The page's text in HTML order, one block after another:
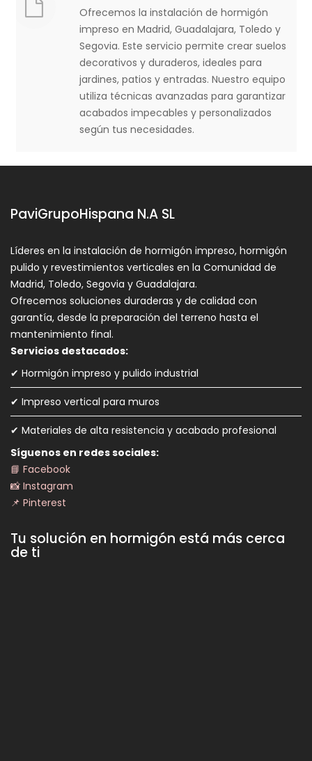
Ofrecemos la instalación de hormigón
impreso en Madrid, Guadalajara, Toledo y
Segovia. Este servicio permite crear suelos
decorativos y duraderos, ideales para
jardines, patios y entradas. Nuestro equipo
utiliza técnicas avanzadas para garantizar
acabados impecables y personalizados
según tus necesidades.
PaviGrupoHispana N.A SL
Líderes en la instalación de hormigón impreso, hormigón
pulido y revestimientos verticales en la Comunidad de
Madrid, Toledo, Segovia y Guadalajara.
Ofrecemos soluciones duraderas y de calidad con
garantía, desde la preparación del terreno hasta el
mantenimiento final.
Servicios destacados:
✔ Hormigón impreso y pulido industrial
✔ Impreso vertical para muros
✔ Materiales de alta resistencia y acabado profesional
Síguenos en redes sociales:
📘 Facebook
📸 Instagram
📌 Pinterest
Tu solución en hormigón está más cerca
de ti